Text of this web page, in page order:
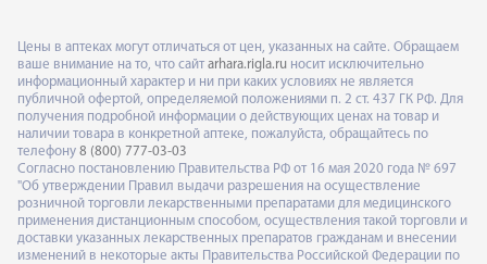
Цены в аптеках могут отличаться от цен, указанных на сайте. Обращаем
ваше внимание на то, что сайт arhara.rigla.ru носит исключительно
информационный характер и ни при каких условиях не является
публичной офертой, определяемой положениями п. 2 ст. 437 ГК РФ. Для
получения подробной информации о действующих ценах на товар и
наличии товара в конкретной аптеке, пожалуйста, обращайтесь по
телефону 8 (800) 777-03-03
Согласно постановлению Правительства РФ от 16 мая 2020 года № 697
"Об утверждении Правил выдачи разрешения на осуществление
розничной торговли лекарственными препаратами для медицинского
применения дистанционным способом, осуществления такой торговли и
доставки указанных лекарственных препаратов гражданам и внесении
изменений в некоторые акты Правительства Российской Федерации по